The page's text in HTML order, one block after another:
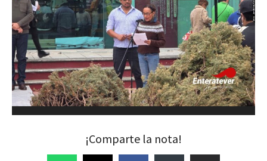
¡Comparte la nota!